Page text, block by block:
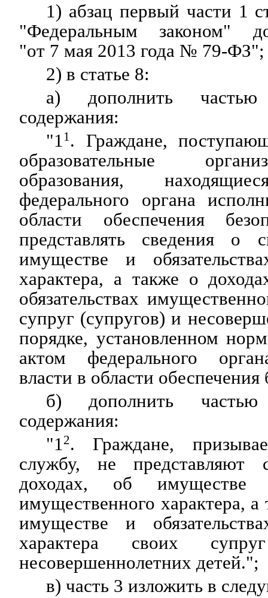
1) абзац первый части 1
"Федеральным законом"
"от 7 мая 2013 года № 79-ФЗ";
2) в статье 8:
а) дополнить
содержания:
"11 . Граждане,
образовательные
образования,
федерального органа
области обеспечения
представлять сведения о
имуществе и
характера, а также о
обязательствах
супруг (супругов) и
порядке, установленном
актом федерального
власти в области
б) дополнить
содержания:
"12. Граждане,
службу, не представляют
доходах, об имуществе и
имущественного характера,
имуществе и
характера своих
несовершеннолетних детей.";
в) часть 3 изложить в